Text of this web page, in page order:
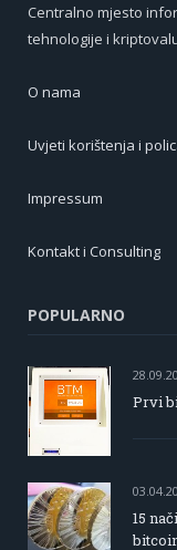
Centralno mjesto
tehnologije i
O nama
Uvjeti korištenja i
Impressum
Kontakt i Consulting
POPULARNO
Prvi
15